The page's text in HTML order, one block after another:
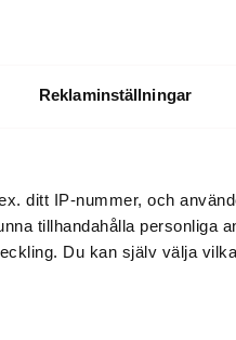
Reklaminställningar
ditt IP-nummer, och
tillhandahålla personliga
Du kan själv välja
blue
199 kr
gillar